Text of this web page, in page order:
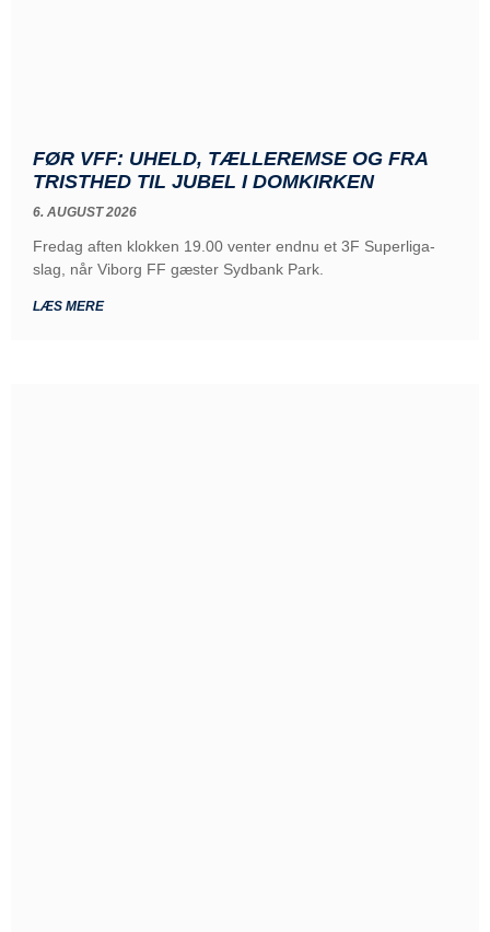
FØR VFF: UHELD, TÆLLEREMSE OG FRA
TRISTHED TIL JUBEL I DOMKIRKEN
6. AUGUST 2026
Fredag aften klokken 19.00 venter endnu et 3F Superliga-
slag, når Viborg FF gæster Sydbank Park.
LÆS MERE